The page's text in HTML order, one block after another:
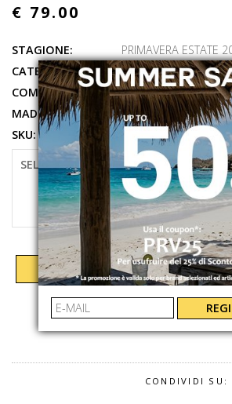
€ 79.00
STAGIONE:
PRIMAVERA ESTATE
CATEGORIE:
ABBIGLIAMENTO,T-
COMPOSIZIONE:
100%CO
MADE IN:
MACAO
SKU:
POT000101091L
SELEZIONARE LA TAGLIA
M XXL
AGGIUNGI AL CARRELLO
CONDIVIDI SU: